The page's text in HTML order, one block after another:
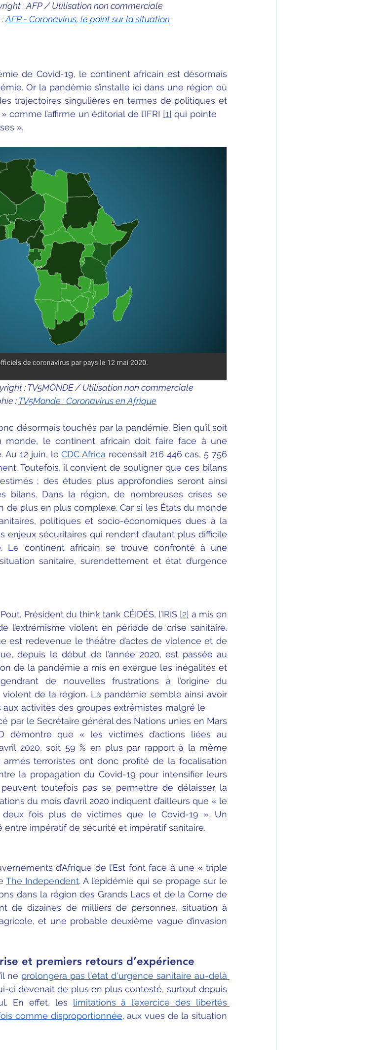
: AFP / Utilisation non commerciale
AFP - Coronavirus, le point sur la situation
de Covid-19, le continent africain est désormais
Or la pandémie s’installe ici dans une région où
trajectoires singulières en termes de politiques et
l’affirme un éditorial de l’IFRI [1] qui pointe
».
: TV5MONDE / Utilisation non commerciale
: TV5Monde : Coronavirus en Afrique
désormais touchés par la pandémie. Bien qu’il soit
le continent africain doit faire face à une
Au 12 juin, le CDC Africa recensait 216 446 cas, 5 756
Toutefois, il convient de souligner que ces bilans
; des études plus approfondies seront ainsi
bilans. Dans la région, de nombreuses crises se
de plus en plus complexe. Car si les États du monde
politiques et socio-économiques dues à la
enjeux sécuritaires qui rendent d’autant plus difficile
Le continent africain se trouve confronté à une
sanitaire, surendettement et état d’urgence
Président du think tank CÉIDÉS, l’IRIS [2] a mis en
l’extrémisme violent en période de crise sanitaire.
est redevenue le théâtre d’actes de violence et de
depuis le début de l’année 2020, est passée au
de la pandémie a mis en exergue les inégalités et
de nouvelles frustrations à l’origine du
de la région. La pandémie semble ainsi avoir
aux activités des groupes extrémistes malgré le
par le Secrétaire général des Nations unies en Mars
démontre que « les victimes d’actions liées au
2020, soit 59 % en plus par rapport à la même
terroristes ont donc profité de la focalisation
la propagation du Covid-19 pour intensifier leurs
toutefois pas se permettre de délaisser la
du mois d’avril 2020 indiquent d’ailleurs que « le
fois plus de victimes que le Covid-19 ». Un
impératif de sécurité et impératif sanitaire.
d’Afrique de l’Est font face à une « triple
The Independent. A l’épidémie qui se propage sur le
dans la région des Grands Lacs et de la Corne de
de dizaines de milliers de personnes, situation à
et une probable deuxième vague d’invasion
et premiers retours d’expérience
ne prolongera pas l'état d'urgence sanitaire au-delà
ci devenait de plus en plus contesté, surtout depuis
En effet, les limitations à l’exercice des libertés
comme disproportionnée, aux vues de la situation